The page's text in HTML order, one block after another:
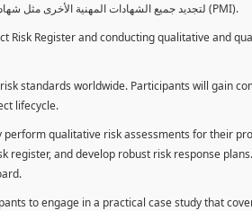
يمكن للطلاب استخدام ساعات هذا البرنامج كوحدات تطوير المهنة (PDUs) لتجديد جميع الشهادات المهنية الأخرى مثل شهادات إدارة المشاريع العالمية (PMI).
Risk Register and conducting qualitative and
standards worldwide. Participants will gain
lifecycle.
qualitative risk assessments for their
and develop robust risk response
to engage in a practical case study that